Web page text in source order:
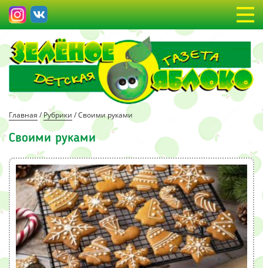
Главная /Рубрики /Своими руками
Своими руками